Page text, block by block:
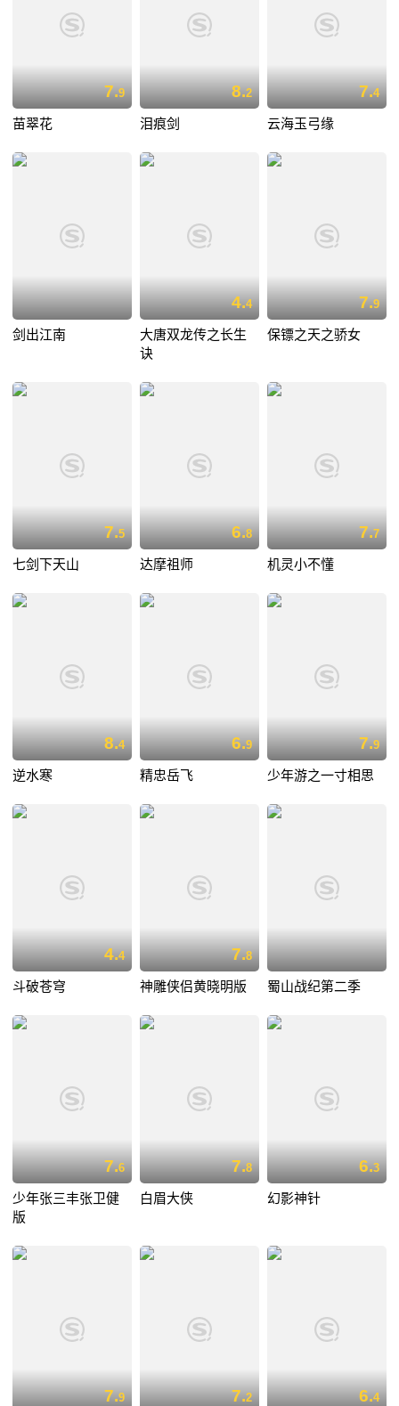
7.9
苗翠花
8.2
泪痕剑
7.4
云海玉弓缘
剑出江南
4.4
大唐双龙传之长生
诀
7.9
保镖之天之骄女
7.5
七剑下天山
6.8
达摩祖师
7.7
机灵小不懂
8.4
逆水寒
6.9
精忠岳飞
7.9
少年游之一寸相思
4.4
斗破苍穹
7.8
神雕侠侣黄晓明版 蜀山战纪第二季
7.6
少年张三丰张卫健
版
7.8
白眉大侠
6.3
幻影神针
7.9 7.2 6.4